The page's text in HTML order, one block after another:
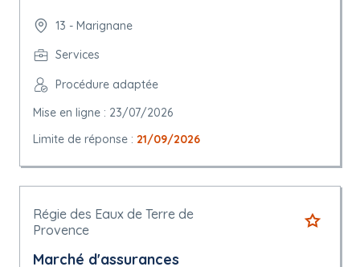
13 - Marignane
Services
Procédure adaptée
Mise en ligne : 23/07/2026
Limite de réponse : 21/09/2026
Régie des Eaux de Terre de
Provence
Marché d'assurances